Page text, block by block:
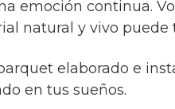
emoción continua.
natural y vivo puede
elaborado e
en tus sueños.